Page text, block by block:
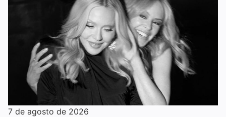
7 de agosto de 2026